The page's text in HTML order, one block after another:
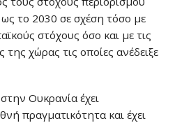
το 2030 σε σχέση τόσο με
στόχους όσο και με τις
χώρας τις οποίες ανέδειξε
Ουκρανία έχει
πραγματικότητα και έχει